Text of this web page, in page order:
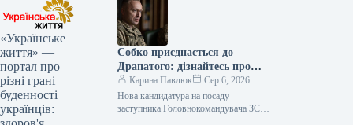
«Українське
життя» —
портал про
різні грані
буденності
українців:
Собко приєднається до
Драпатого: дізнайтесь про
нового заступника
Карина Павлюк
Сер 6, 2026
Нова кандидатура на посаду
заступника Головнокомандувача ЗСУ